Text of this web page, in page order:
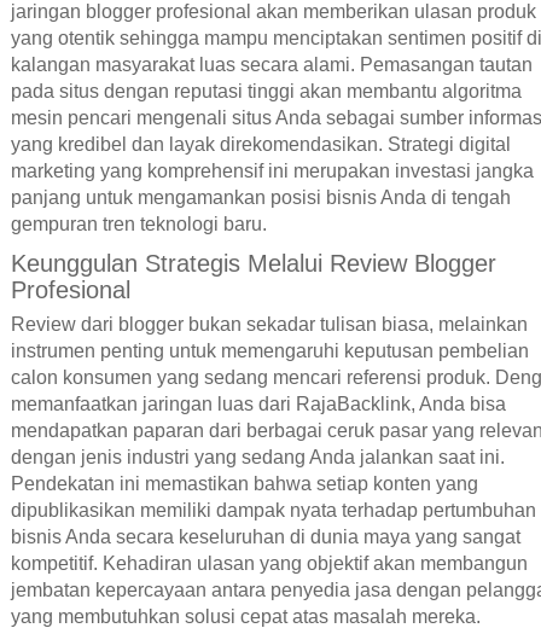
jaringan blogger profesional akan memberikan ulasan produk
yang otentik sehingga mampu menciptakan sentimen positif di
kalangan masyarakat luas secara alami. Pemasangan tautan
pada situs dengan reputasi tinggi akan membantu algoritma
mesin pencari mengenali situs Anda sebagai sumber
yang kredibel dan layak direkomendasikan. Strategi digital
marketing yang komprehensif ini merupakan investasi jangka
panjang untuk mengamankan posisi bisnis Anda di tengah
gempuran tren teknologi baru.
Keunggulan Strategis Melalui Review Blogger
Profesional
Review dari blogger bukan sekadar tulisan biasa, melainkan
instrumen penting untuk memengaruhi keputusan pembelian
calon konsumen yang sedang mencari referensi produk.
memanfaatkan jaringan luas dari RajaBacklink, Anda bisa
mendapatkan paparan dari berbagai ceruk pasar yang
dengan jenis industri yang sedang Anda jalankan saat ini.
Pendekatan ini memastikan bahwa setiap konten yang
dipublikasikan memiliki dampak nyata terhadap pertumbuhan
bisnis Anda secara keseluruhan di dunia maya yang sangat
kompetitif. Kehadiran ulasan yang objektif akan membangun
jembatan kepercayaan antara penyedia jasa dengan
yang membutuhkan solusi cepat atas masalah mereka.